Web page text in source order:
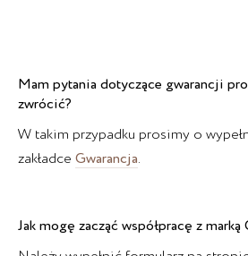
Mam pytania dotyczące gwarancji
zwrócić?
W takim przypadku prosimy o
zakładce Gwarancja.
Jak mogę zacząć współpracę z marką